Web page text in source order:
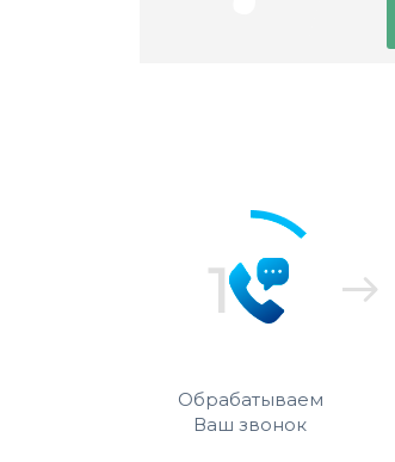
Обрабатываем
Ваш звонок